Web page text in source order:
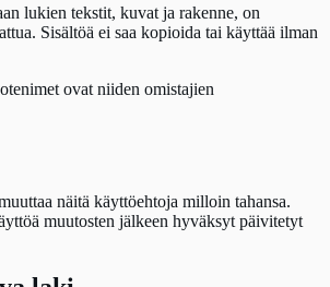
lukien tekstit, kuvat ja rakenne, on
Sisältöä ei saa kopioida tai käyttää ilman
ovat niiden omistajien
näitä käyttöehtoja milloin tahansa.
muutosten jälkeen hyväksyt päivitetyt